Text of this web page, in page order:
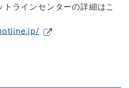
ラインセンターの詳細はこ